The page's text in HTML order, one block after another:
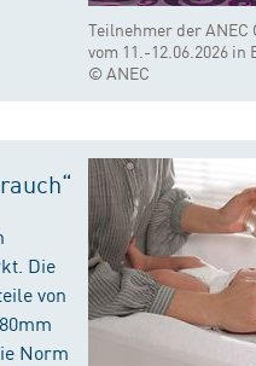
Teilnehmer der ANEC
vom 11.-12.06.2026 in
© ANEC
Die
von
Norm